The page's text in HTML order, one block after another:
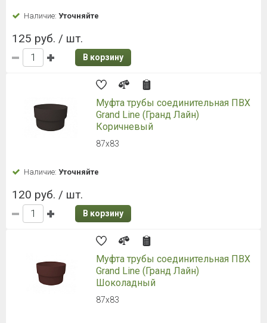
Наличие: Уточняйте
125 руб. / шт.
В корзину
Муфта трубы соединительная ПВХ
Grand Line (Гранд Лайн)
Коричневый
87х83
Наличие: Уточняйте
120 руб. / шт.
В корзину
Муфта трубы соединительная ПВХ
Grand Line (Гранд Лайн)
Шоколадный
87х83